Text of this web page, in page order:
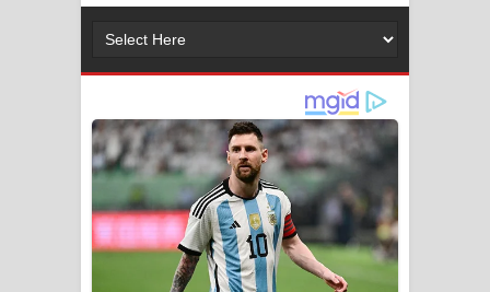
නිවුනා නුඹ හින්දා ගීතයේ පද පෙළ
දුන් ආදරේ ගීතයේ පද පෙළ
Liyamuda Dan Anagathe Song Lyrics
- ලියමුද දැන් අනාගතේ ගීතයේ පද පෙළ
Doni Song Lyrics - දෝණි ගීතයේ පද